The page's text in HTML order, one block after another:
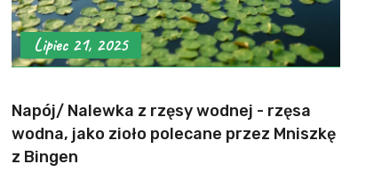
Lipiec 21, 2025
Napój/ Nalewka z rzęsy wodnej - rzęsa
wodna, jako zioło polecane przez Mniszkę
z Bingen